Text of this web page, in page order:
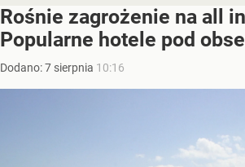
Rośnie zagrożenie na all
Popularne hotele pod
Dodano:7 sierpnia 10:16